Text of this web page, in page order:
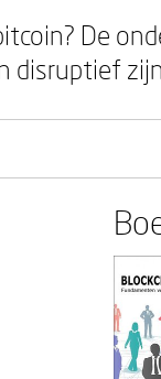
De
disruptief